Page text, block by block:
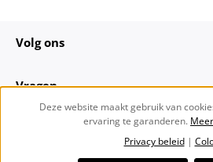
Volg ons
Vragen
Deze website maakt gebruik van
ervaring te garanderen.
Privacy beleid|